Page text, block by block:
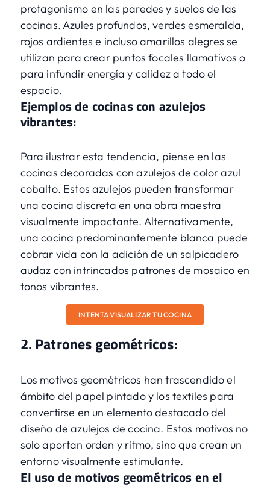
protagonismo en las paredes y suelos de las
cocinas. Azules profundos, verdes esmeralda,
rojos ardientes e incluso amarillos alegres se
utilizan para crear puntos focales llamativos o
para infundir energía y calidez a todo el
espacio.
Ejemplos de cocinas con azulejos
vibrantes:
Para ilustrar esta tendencia, piense en las
cocinas decoradas con azulejos de color azul
cobalto. Estos azulejos pueden transformar
una cocina discreta en una obra maestra
visualmente impactante. Alternativamente,
una cocina predominantemente blanca puede
cobrar vida con la adición de un salpicadero
audaz con intrincados patrones de mosaico en
tonos vibrantes.
INTENTA VISUALIZAR TU COCINA
2. Patrones geométricos:
Los motivos geométricos han trascendido el
ámbito del papel pintado y los textiles para
convertirse en un elemento destacado del
diseño de azulejos de cocina. Estos motivos no
solo aportan orden y ritmo, sino que crean un
entorno visualmente estimulante.
El uso de motivos geométricos en el